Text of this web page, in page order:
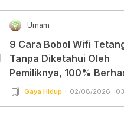
Umam
9 Cara Bobol Wifi
Tanpa Diketahui Oleh
Pemiliknya, 100%
Gaya Hidup 02/08/2026 |